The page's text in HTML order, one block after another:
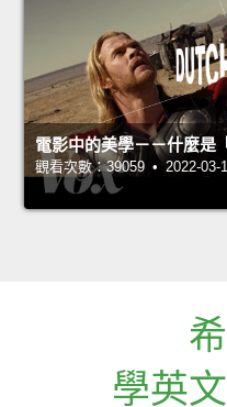
電影中的美學－－什麼是
觀看次數：39059 • 2022-03-
學英